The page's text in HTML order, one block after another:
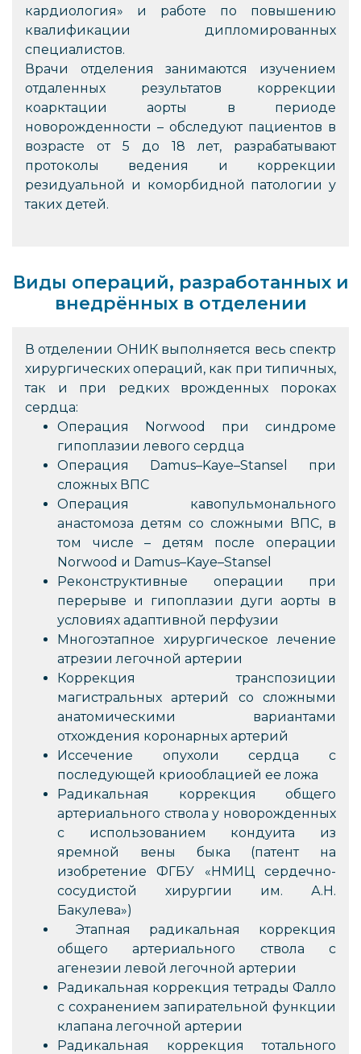
кардиология» и работе по повышению
квалификации дипломированных
специалистов.
Врачи отделения занимаются изучением
отдаленных результатов коррекции
коарктации аорты в периоде
новорожденности – обследуют пациентов в
возрасте от 5 до 18 лет, разрабатывают
протоколы ведения и коррекции
резидуальной и коморбидной патологии у
таких детей.
Виды операций, разработанных и
внедрённых в отделении
В отделении ОНИК выполняется весь спектр
хирургических операций, как при типичных,
так и при редких врожденных пороках
сердца:
Операция Norwood при синдроме
гипоплазии левого сердца
Операция Damus–Kaye–Stansel при
сложных ВПС
Операция кавопульмонального
анастомоза детям со сложными ВПС, в
том числе – детям после операции
Norwood и Damus–Kaye–Stansel
Реконструктивные операции при
перерыве и гипоплазии дуги аорты в
условиях адаптивной перфузии
Многоэтапное хирургическое лечение
атрезии легочной артерии
Коррекция транспозиции
магистральных артерий со сложными
анатомическими вариантами
отхождения коронарных артерий
Иссечение опухоли сердца с
последующей криооблацией ее ложа
Радикальная коррекция общего
артериального ствола у новорожденных
с использованием кондуита из
яремной вены быка (патент на
изобретение ФГБУ «НМИЦ сердечно-
сосудистой хирургии им. А.Н.
Бакулева»)
Этапная радикальная коррекция
общего артериального ствола с
агенезии левой легочной артерии
Радикальная коррекция тетрады Фалло
с сохранением запирательной функции
клапана легочной артерии
Радикальная коррекция тотального